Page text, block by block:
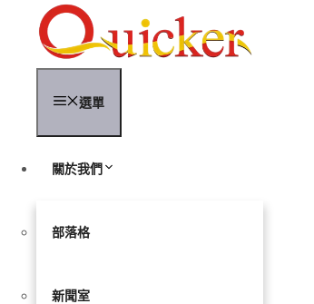
選單
關於我們
部落格
新聞室